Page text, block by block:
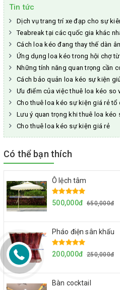
Tin tức
Dịch vụ trang trí xe đạp cho sự
Teabreak tại các quốc gia khác
Cách loa kéo đang thay thế dàn
Ứng dụng loa kéo trong hội chợ
Những tính năng quan trọng cần
Cách bảo quản loa kéo sự kiện
Ưu điểm của việc thuê loa kéo so
Cho thuê loa kéo sự kiện giá rẻ
Lưu ý quan trọng khi thuê loa kéo
Cho thuê loa kéo sự kiện giá rẻ
Có thể bạn thích
Ô lệch tâm
500,000đ 650,000đ
Pháo điện sân khấu
200,000đ 250,000đ
Bàn cocktail